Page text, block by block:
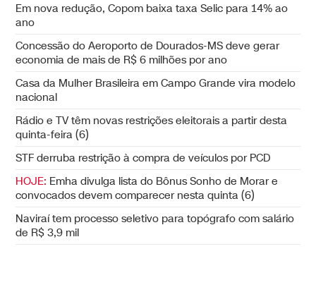
Em nova redução, Copom baixa taxa Selic para 14% ao
ano
Concessão do Aeroporto de Dourados-MS deve gerar
economia de mais de R$ 6 milhões por ano
Casa da Mulher Brasileira em Campo Grande vira modelo
nacional
Rádio e TV têm novas restrições eleitorais a partir desta
quinta-feira (6)
STF derruba restrição à compra de veículos por PCD
HOJE: Emha divulga lista do Bônus Sonho de Morar e
convocados devem comparecer nesta quinta (6)
Naviraí tem processo seletivo para topógrafo com salário
de R$ 3,9 mil